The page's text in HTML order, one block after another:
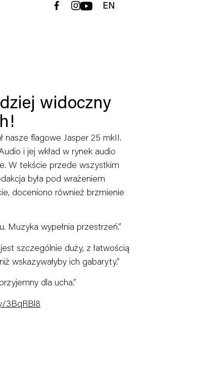
EN
widoczny
nasze flagowe Jasper 25 mkII.
i jej wkład w rynek audio
W tekście przede wszystkim
była pod wrażeniem
doceniono również brzmienie
Muzyka wypełnia przestrzeń.”
szczególnie duży, z łatwością
wskazywałyby ich gabaryty.”
dla ucha.”
3BqRBl8